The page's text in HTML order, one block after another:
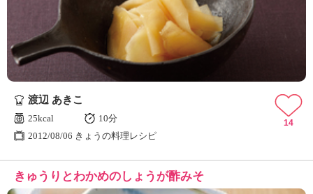
渡辺 あきこ
25kcal
10分
2012/08/06 きょうの料理レシピ
14
きゅうりとわかめのしょうが酢みそ